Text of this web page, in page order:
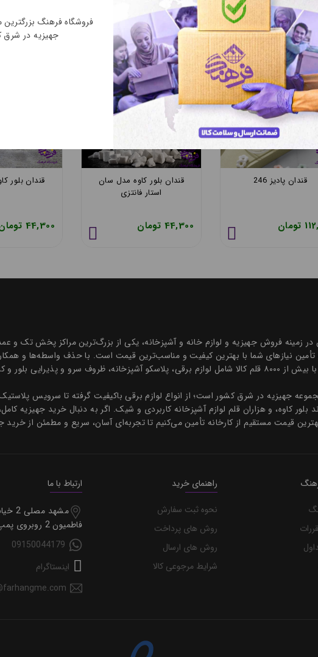
بلور کاوه مدل کلوین قندان پادیز 246
112,000 تومان
قندان بلور
44,300 تومان
از ۸ سال سابقه درخشان در زمینه فروش جهیزیه و لوازم خانه و آشپزخانه، یکی از بزرگ‌ترین مراکز
نیازهای شما با بهترین کیفیت و مناسب‌ترین قیمت است. با حذف واسطه‌ها و همکاری
و قیمتی رقابتی ارائه می‌دهیم. مجموعه‌ای جامع با بیش از ۸۰۰۰ قلم کالا شامل لوازم برقی، پلاسکو
مجموعه جهیزیه در شرق کشور است؛ از انواع لوازم برقی باکیفیت گرفته تا سرویس
بلور کاوه، و هزاران قلم لوازم آشپزخانه کاربردی و شیک. اگر به دنبال خرید جهیزیه
قیمت مستقیم از کارخانه تأمین می‌کنیم تا تجربه‌ای آسان، سریع و مطمئن از خرید
راهنمای خرید
نحوه ثبت سفارش
روش های پرداخت
روش های ارسال
شرایط مرجوعی کالا
ارتباط با ما
مشهد
فاطمیون 2 روبروی پمپ گاز
09150044179
اینستاگرام
فروشگاه فرهنگ
جهیزیه در شرق